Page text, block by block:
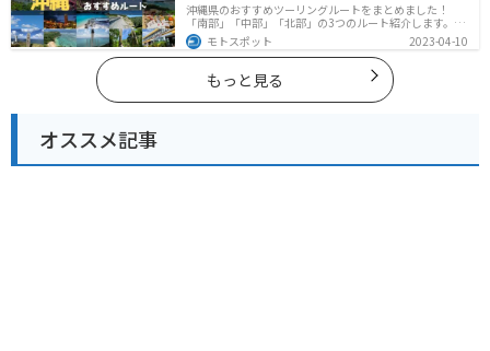
沖縄県のおすすめツーリングルートをまとめました！
「南部」「中部」「北部」の3つのルート紹介します。美
しいビーチや歴史と文化に溢れたスポットが多数あり、
様々な楽しみ方ができます。バイクで沖縄県にツーリン
グに行く際は参考にしてください。
モトスポット 2023-04-10
もっと見る
オススメ記事